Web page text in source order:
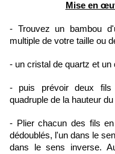
Mise en
- Trouvez un bambou
multiple de votre taille ou
- un cristal de quartz et un
- puis prévoir deux fils
quadruple de la hauteur
- Plier chacun des fils
dédoublés, l'un dans le
dans le sens inverse.